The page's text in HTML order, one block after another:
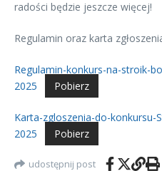
radości będzie jeszcze więcej!
Regulamin oraz karta
Regulamin-konkurs-na-stroik-
2025
Pobierz
Karta-zgloszenia-do-
2025
Pobierz
udostępnij post